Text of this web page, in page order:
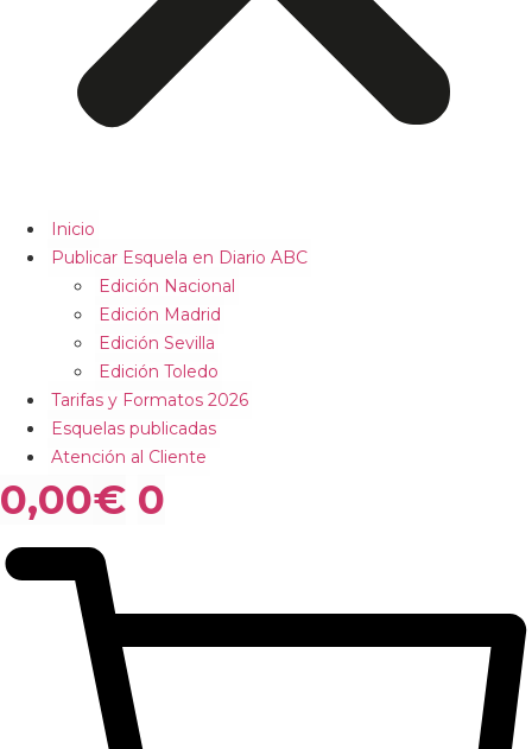
Inicio
Publicar Esquela en Diario ABC
Edición Nacional
Edición Madrid
Edición Sevilla
Edición Toledo
Tarifas y Formatos 2026
Esquelas publicadas
Atención al Cliente
0,00€ 0